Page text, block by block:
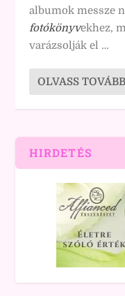
albumok messze
fotókönyvekhez,
varázsolják el …
OLVASS TOVÁBB
HIRDETÉS